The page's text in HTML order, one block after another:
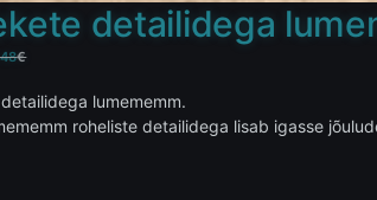
detailidega
€
lumememm.
roheliste detailidega lisab igasse